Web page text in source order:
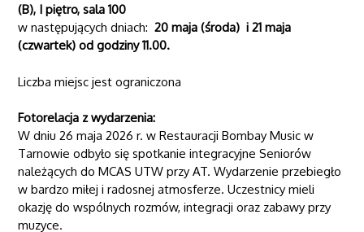
(B), I piętro, sala 100
w następujących dniach: 20 maja (środa) i 21 maja
(czwartek)od godziny 11.00.
Liczba miejsc jest ograniczona
Fotorelacja z wydarzenia:
W dniu 26 maja 2026 r. w Restauracji Bombay Music w
Tarnowie odbyło się spotkanie integracyjne Seniorów
należących do MCAS UTW przy AT. Wydarzenie przebiegło
w bardzo miłej i radosnej atmosferze. Uczestnicy mieli
okazję do wspólnych rozmów, integracji oraz zabawy przy
muzyce.